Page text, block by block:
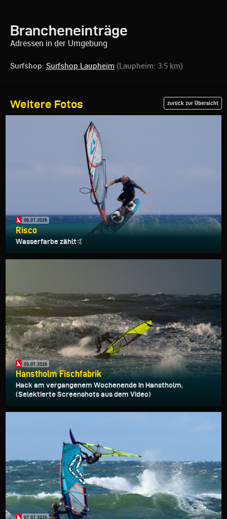
Brancheneinträge
Adressen in der Umgebung
Surfshop: Surfshop Laupheim (Laupheim: 3.5 km)
Weitere Fotos zurück zur Übersicht
08.07.2026
Risco
Wasserfarbe zählt🤙
03.07.2026
Hanstholm Fischfabrik
Hack am vergangenem Wochenende in Hanstholm.
(Selektierte Screenshots aus dem Video)
07.07.2026